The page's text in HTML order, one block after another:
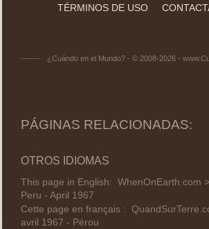
TÉRMINOS DE USO
¿Cuándo en el Mundo? - © 2008-2026 -
PÁGINAS RELACIONADAS:
OTROS IDIOMAS
This page in English: WhenOnEarth.com
Peru - April 1967
Cette page en français :
avril 1967 - Pérou